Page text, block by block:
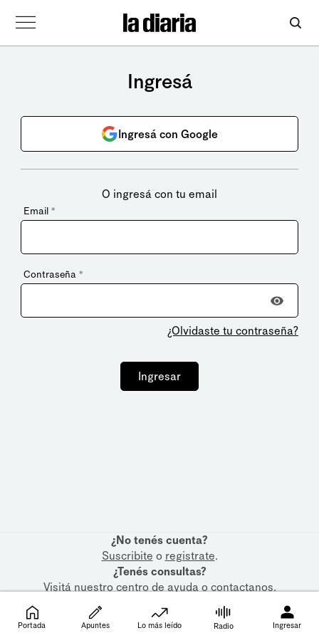
Ingresá
Ingresá con Google
O ingresá con tu email
Email *
Contraseña *
¿Olvidaste tu contraseña?
Ingresar
¿No tenés cuenta?
Suscribite o registrate.
¿Tenés consultas?
Visitá nuestrocentro de ayudaocontactanos.
Portada Apuntes Lo más leído Radio Ingresar